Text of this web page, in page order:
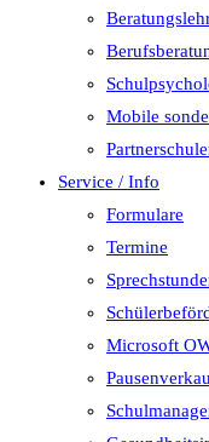
Mobile
Service / Info
Formulare
Termine
Microsoft